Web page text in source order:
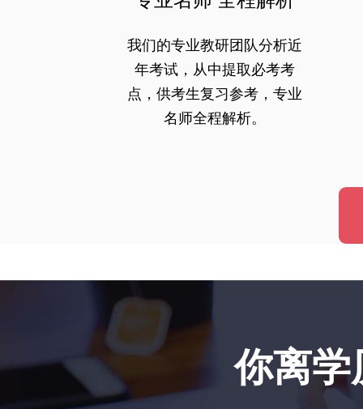
我们的专业教研团队分析近
年考试，从中提取必考考
点，供考生复习参考，专业
名师全程解析。
你离